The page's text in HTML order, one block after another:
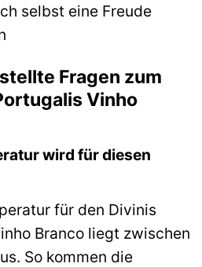
selbst eine Freude
Fragen zum
Vinho
wird für diesen
für den Divinis
Branco liegt zwischen
So kommen die